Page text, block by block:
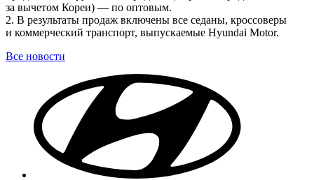
за вычетом Кореи) — по оптовым.
2. В результаты продаж включены все седаны, кроссоверы
и коммерческий транспорт, выпускаемые Hyundai Motor.
Все новости